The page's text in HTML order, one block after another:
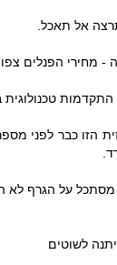
אל תאכל.
- מחירי הפנלים
טכנולוגית
הזו כבר לפני
על הגרף לא
לשוטים